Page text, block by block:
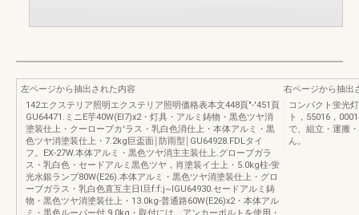
左ページから抽出された内容
142エクステリア照明エクステリア照明価格表本文448頁"-'451頁
GU64471.ミニE芋40W(EI7)x2・灯具・アルミ鋳物・黒色ツヤ消
塗装仕上・クーローブカ'ラス・乳白色消仕上・本体アルミ・黒
色ツヤ消塗装仕上・7.2kg巨盃面￨防雨型￨GU64928.FDLタイ
フ。EX-27W.本体アルミ・黒色ツヤ消主主装仕上.グローブガラ
ス・乳白色・セードアルミ黒色ツヤ，肖塗装イ士上・5.0kg柱-蛍
光水銀ランプ80W(E26).本体アルミ・黒色ツヤ消塗装仕上・グロ
ーブガラス・乳白色直互主日l旦f:f:j~IGU64930.セードアルミ鋳
物・黒色ツヤ消塗装仕上・13.0kg-普通路60W(E26)x2・本体アル
ミ・黒色ルーパー付.9.0kg・取付には、アンカーボルトを使用・
右ページから抽出
コンパクト蛍光
ト，55016，
で、組立・運搬
ん。